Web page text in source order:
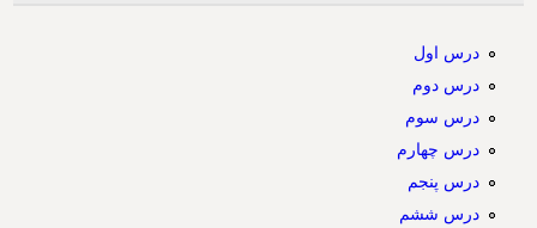
درس اول
درس دوم
درس سوم
درس چهارم
درس پنجم
درس ششم